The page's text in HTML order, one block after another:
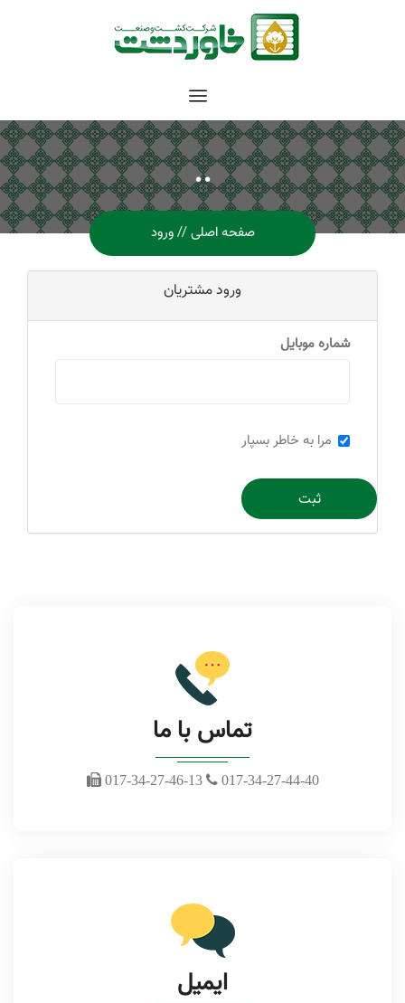
..
صفحه اصلی ورود
ورود مشتریان
شماره موبایل
مرا به خاطر بسپار
ثبت
تماس با ما
017-34-27-44-40
017-34-27-46-13
ایمیل